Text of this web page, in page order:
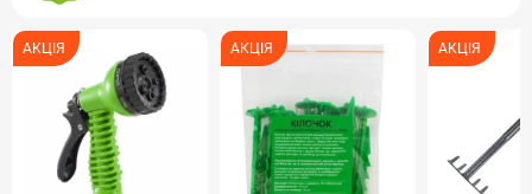
АКЦІЯ АКЦІЯ АКЦІЯ